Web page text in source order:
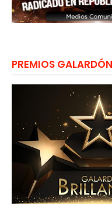
PREMIOS